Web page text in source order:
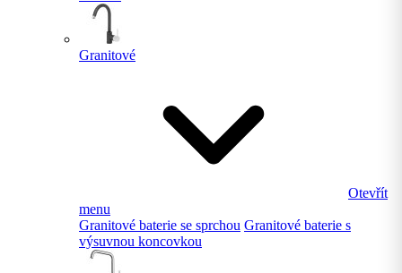
Granitové
Otevřít
menu
Granitové baterie se sprchou Granitové baterie s
výsuvnou koncovkou